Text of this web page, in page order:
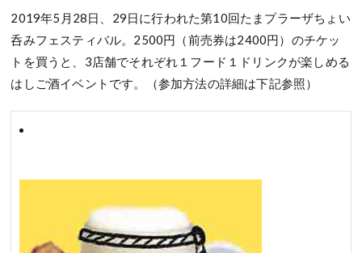
2019年5月28日、29日に行われた第10回たまプラーザちょい
呑みフェスティバル。2500円（前売券は2400円）のチケッ
トを買うと、3店舗でそれぞれ１フード１ドリンクが楽しめる
はしご酒イベントです。（参加方法の詳細は下記参照）